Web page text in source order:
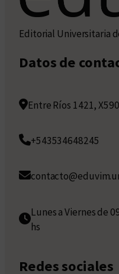
Editorial Universitaria
Datos de
Entre Ríos 1421,
+543534648245
Lunes a Viernes de
hs
Redes sociales